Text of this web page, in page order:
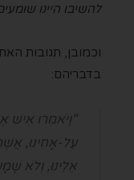
להשיבו היינו
וכמובן, תגובות
בדבריהם:
"וַיֹּאמְרוּ אִישׁ
עַל-אָחִינוּ,
אֵלֵינוּ, וְלֹא